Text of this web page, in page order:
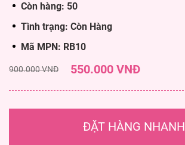
Còn hàng: 50
Tình trạng: Còn Hàng
Mã MPN: RB10
900.000 VNĐ 550.000 VNĐ
ĐẶT HÀNG NHANH